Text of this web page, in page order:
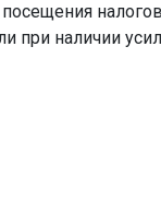
при наличии